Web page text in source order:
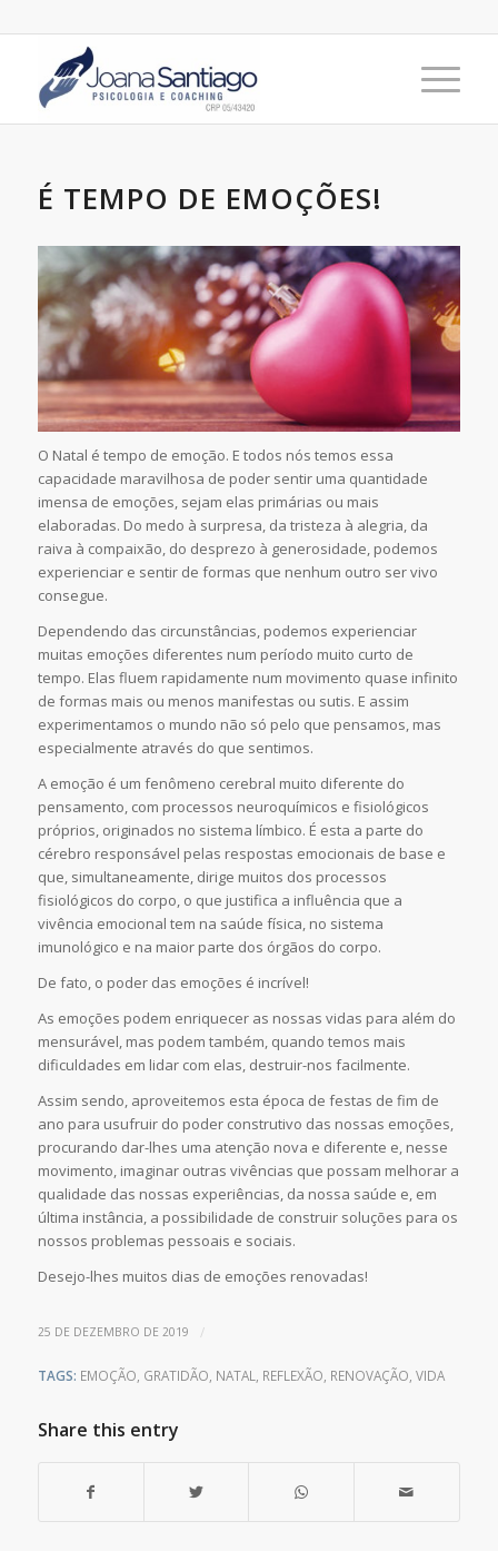
É TEMPO DE EMOÇÕES!
O Natal é tempo de emoção. E todos nós temos essa
capacidade maravilhosa de poder sentir uma quantidade
imensa de emoções, sejam elas primárias ou mais
elaboradas. Do medo à surpresa, da tristeza à alegria, da
raiva à compaixão, do desprezo à generosidade, podemos
experienciar e sentir de formas que nenhum outro ser vivo
consegue.
Dependendo das circunstâncias, podemos experienciar
muitas emoções diferentes num período muito curto de
tempo. Elas fluem rapidamente num movimento quase infinito
de formas mais ou menos manifestas ou sutis. E assim
experimentamos o mundo não só pelo que pensamos, mas
especialmente através do que sentimos.
A emoção é um fenômeno cerebral muito diferente do
pensamento, com processos neuroquímicos e fisiológicos
próprios, originados no sistema límbico. É esta a parte do
cérebro responsável pelas respostas emocionais de base e
que, simultaneamente, dirige muitos dos processos
fisiológicos do corpo, o que justifica a influência que a
vivência emocional tem na saúde física, no sistema
imunológico e na maior parte dos órgãos do corpo.
De fato, o poder das emoções é incrível!
As emoções podem enriquecer as nossas vidas para além do
mensurável, mas podem também, quando temos mais
dificuldades em lidar com elas, destruir-nos facilmente.
Assim sendo, aproveitemos esta época de festas de fim de
ano para usufruir do poder construtivo das nossas emoções,
procurando dar-lhes uma atenção nova e diferente e, nesse
movimento, imaginar outras vivências que possam melhorar a
qualidade das nossas experiências, da nossa saúde e, em
última instância, a possibilidade de construir soluções para os
nossos problemas pessoais e sociais.
Desejo-lhes muitos dias de emoções renovadas!
25 DE DEZEMBRO DE 2019 /
TAGS: EMOÇÃO GRATIDÃO NATAL REFLEXÃO RENOVAÇÃO VIDA
Share this entry